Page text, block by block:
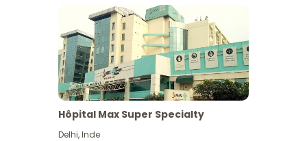
Hôpital Max Super Specialty
Delhi,Inde